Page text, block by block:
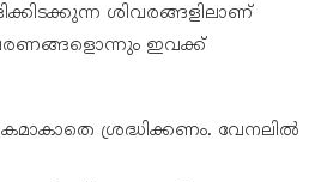
ശിവരങ്ങളിലാണ്
ഇവക്ക്
ശ്രദ്ധിക്കണം. വേനലിൽ